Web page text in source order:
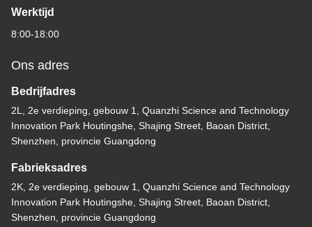
Werktijd
8:00-18:00
Ons adres
Bedrijfadres
2L, 2e verdieping, gebouw 1, Quanzhi Science and Technology
Innovation Park Houtingshe, Shajing Street, Baoan District,
Shenzhen, provincie Guangdong
Fabrieksadres
2K, 2e verdieping, gebouw 1, Quanzhi Science and Technology
Innovation Park Houtingshe, Shajing Street, Baoan District,
Shenzhen, provincie Guangdong